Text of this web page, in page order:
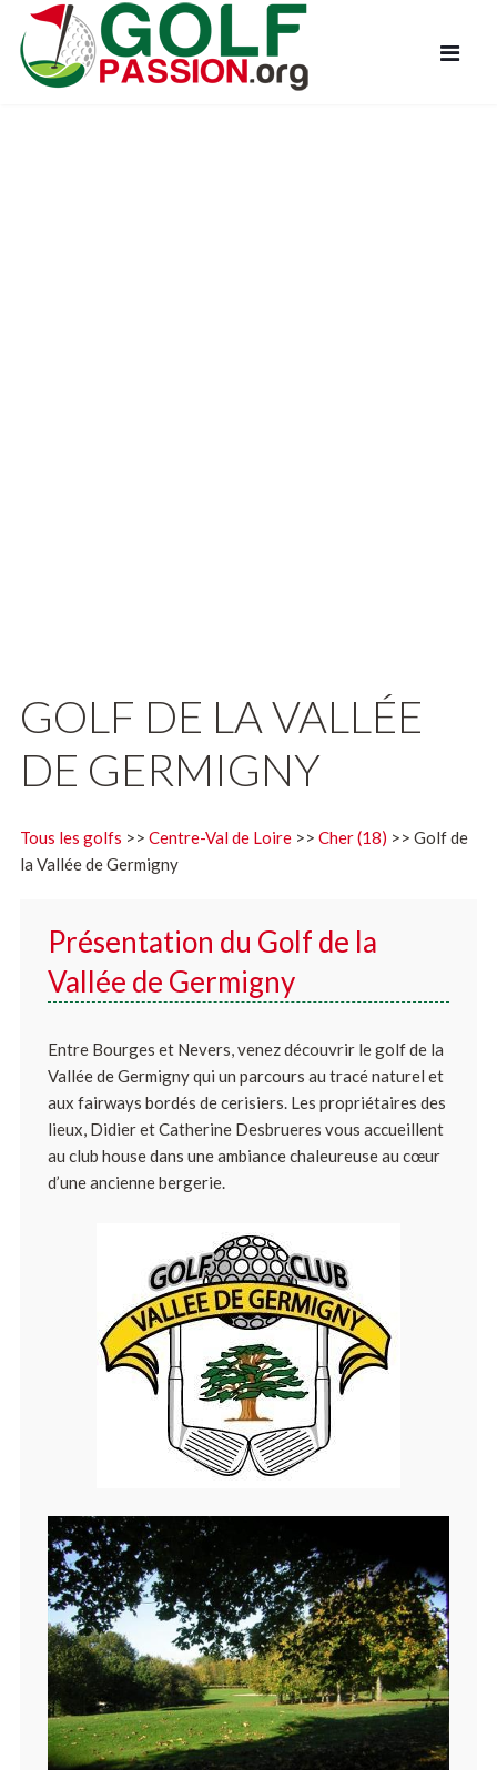
GOLF DE LA VALLÉE
DE GERMIGNY
Tous les golfs >> Centre-Val de Loire>> Cher (18) >> Golf de
la Vallée de Germigny
Présentation du Golf de la
Vallée de Germigny
Entre Bourges et Nevers, venez découvrir le golf de la
Vallée de Germigny qui un parcours au tracé naturel et
aux fairways bordés de cerisiers. Les propriétaires des
lieux, Didier et Catherine Desbrueres vous accueillent
au club house dans une ambiance chaleureuse au cœur
d’une ancienne bergerie.